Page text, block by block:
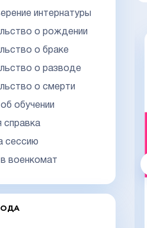
интернатуры
о рождении
о браке
о разводе
о смерти
обучении
справка
сессию
военкомат
специалиста 2014-2026
ОБРАЗЦАКиржач
20000